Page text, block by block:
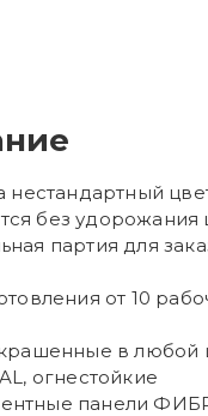
нестандартный
без удорожания
партия для
от 10
в любой
огнестойкие
панели